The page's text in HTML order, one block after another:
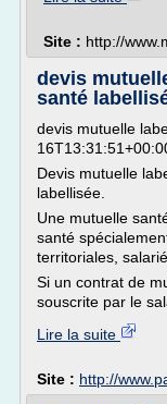
Site : http://
devis
santé
devis mutuelle
Devis mutuelle
labellisée.
Une mutuelle
santé
territoriales,
Si un contrat de
souscrite par le
Lire la suite
Site : http://